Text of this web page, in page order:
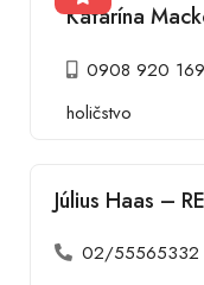
Katarína
0908 920 169
holičstvo
Július Haas –
02/55565332